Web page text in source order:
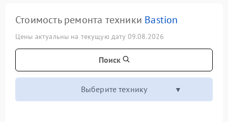
Стоимость ремонта техники Bastion
Цены актуальны на текущую дату 09.08.2026
Поиск
Выберите технику